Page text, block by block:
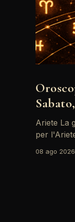
Ariete La giornata si preannuncia scoppiettante
per
transito
08 ago 2026